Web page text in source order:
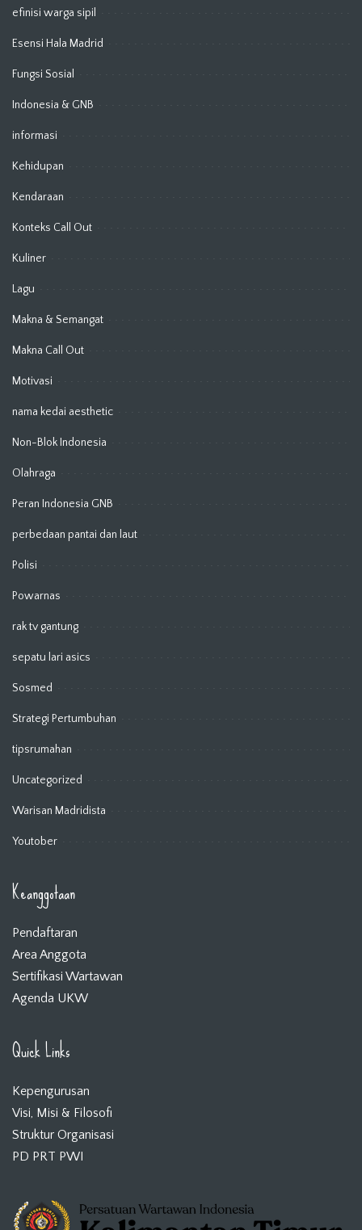
efinisi warga sipil
Esensi Hala Madrid
Fungsi Sosial
Indonesia & GNB
informasi
Kehidupan
Kendaraan
Konteks Call Out
Kuliner
Lagu
Makna & Semangat
Makna Call Out
Motivasi
nama kedai aesthetic
Non-Blok Indonesia
Olahraga
Peran Indonesia GNB
perbedaan pantai dan laut
Polisi
Powarnas
rak tv gantung
sepatu lari asics
Sosmed
Strategi Pertumbuhan
tipsrumahan
Uncategorized
Warisan Madridista
Youtober
Keanggotaan
Pendaftaran
Area Anggota
Sertifikasi Wartawan
Agenda UKW
Quick Links
Kepengurusan
Visi, Misi & Filosofi
Struktur Organisasi
PD PRT PWI